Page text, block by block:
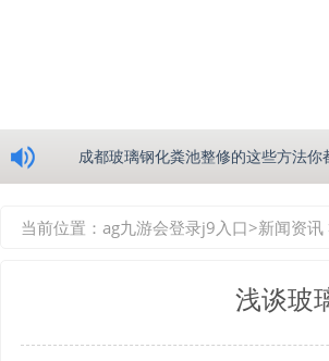
成都玻璃钢化粪池整修的这些方法你
四川玻璃钢化粪池逐渐取代传统玻
当前位置： ag九游会登录j9入口>新闻资讯
浅谈玻